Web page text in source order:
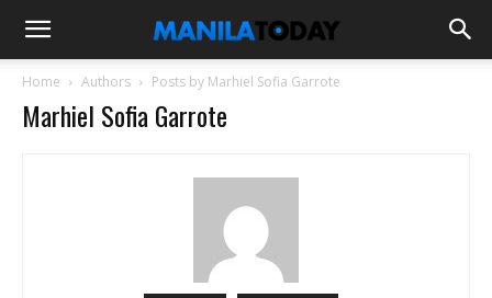
Home Authors Posts by Marhiel Sofia Garrote
Marhiel Sofia Garrote